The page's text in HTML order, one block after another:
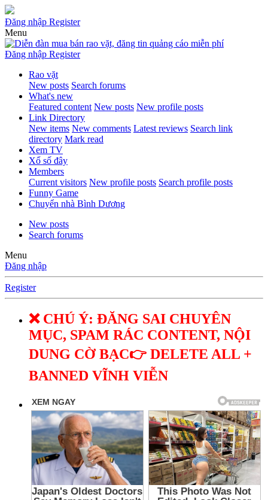
Đăng nhập Register
Menu
Đăng nhập Register
Rao vặt
New posts Search forums
What's new
Featured content New posts New profile posts
Link Directory
New items New comments Latest reviews Search link
directory Mark read
Xem TV
Xổ số đây
Members
Current visitors New profile posts Search profile posts
Funny Game
Chuyển nhà Bình Dương
New posts
Search forums
Menu
Đăng nhập
Register
❌ CHÚ Ý: ĐĂNG SAI CHUYÊN
MỤC, SPAM RÁC CONTENT, NỘI
DUNG CỜ BẠC👉 DELETE ALL +
BANNED VĨNH VIỄN